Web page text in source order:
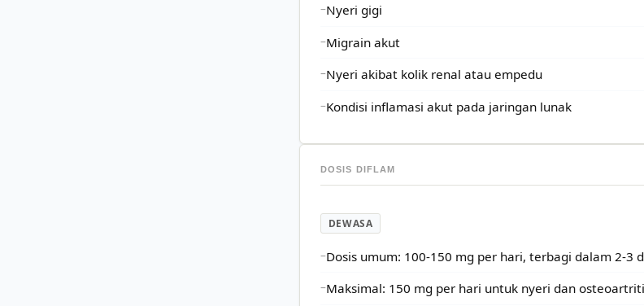
Nyeri gigi
Migrain akut
Nyeri akibat kolik renal atau empedu
Kondisi inflamasi akut pada jaringan lunak
DOSIS DIFLAM
DEWASA
Dosis umum: 100-150 mg per hari, terbagi dalam 2-3
Maksimal: 150 mg per hari untuk nyeri dan